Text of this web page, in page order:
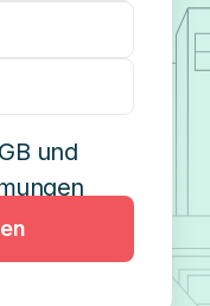
und